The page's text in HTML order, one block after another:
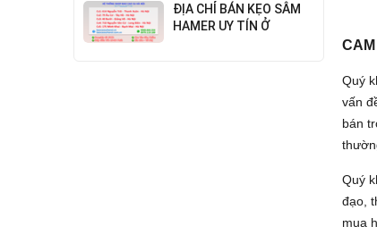
ĐỊA CHỈ BÁN KẸO SÂM
HAMER UY TÍN Ở
Quý
vấn
bán
Quý
đạo,
mua